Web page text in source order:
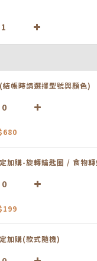
帳時請選擇型號與顏色)
加購-旋轉鑰匙圈 / 食物轉
加購(款式隨機)